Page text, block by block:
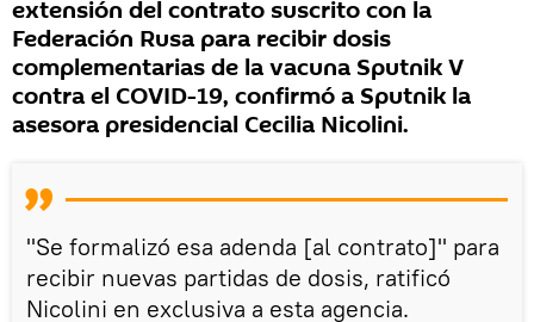
extensión del contrato suscrito con la
Federación Rusa para recibir dosis
complementarias de la vacuna Sputnik V
contra el COVID-19, confirmó a Sputnik la
asesora presidencial Cecilia Nicolini.
"Se formalizó esa adenda [al contrato]" para
recibir nuevas partidas de dosis, ratificó
Nicolini en exclusiva a esta agencia.